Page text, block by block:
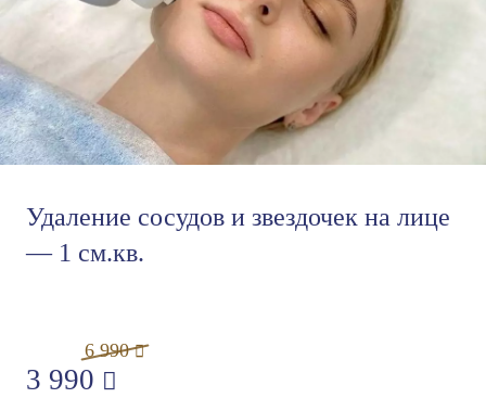
Удаление сосудов и звездочек на лице
— 1 см.кв.
6 990
3 990
12 990
8 990